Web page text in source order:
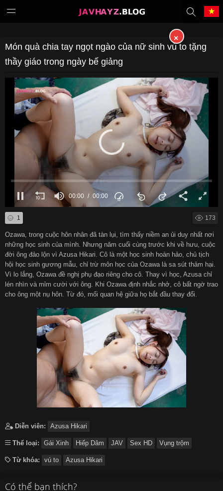
Tiếng Việt 中文（繁體）
日本語 한국어
Melayu ภาษาไทย
Deutsch Français
Indonesia Filipino
हिन्दी Español
Italiano Nederlands
Английский
×
Món quà chia tay ngọt ngào của nữ sinh vú to tặng
thầy giáo trong ngày bế giảng
00:00
2:00:28
00:00 2:00:28
1 173
Ozawa, trong cuộc hôn nhân đã tàn lụi, tìm thấy niềm an ủi duy nhất nơi
những học sinh của mình. Nhưng năm cuối cùng trước khi về hưu, cuộc
đời ông đảo lộn vì Azusa Hikari. Cô là một học sinh hoàn hảo, chủ tịch
hội học sinh gương mẫu, chỉ trừ môn học của Ozawa là sa sút thảm hại.
Vì lo lắng, Ozawa đề nghị phụ đạo riêng cho cô. Thay vì học, Azusa chỉ
lén nhìn và mỉm cười với ông. Khi Ozawa định nhắc nhở, cô bất ngờ trao
cho ông một nụ hôn. Từ đó, mối quan hệ giữa họ bắt đầu thay đổi.
Diễn viên: Azusa Hikari
Thể loại: Gái Xinh Hiếp Dâm JAV Sex HD Vụng trộm
Từ khóa: vú to Azusa Hikari
Có thể bạn thích?